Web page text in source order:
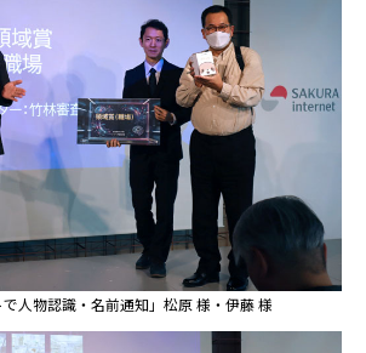
で人物認識・名前通知」松原 様・伊藤 様